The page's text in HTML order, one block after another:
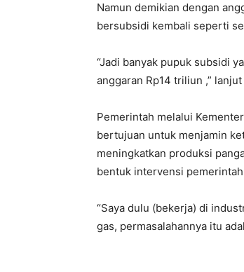
Namun demikian dengan
bersubsidi kembali seperti
“Jadi banyak pupuk subsidi
anggaran Rp14 triliun ,”
Pemerintah melalui
bertujuan untuk menjamin
meningkatkan produksi
bentuk intervensi
“Saya dulu (bekerja) di
gas, permasalahannya itu